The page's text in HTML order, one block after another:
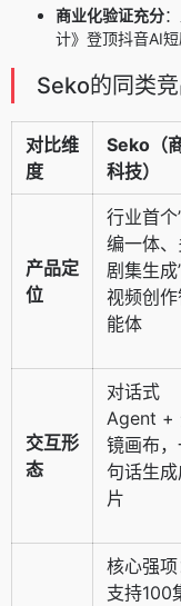
商业化验证充分
计》登顶抖音AI短
Seko的同类
对比维
度
Seko（
科技）
产品定
位
行业首个
编一体、
剧集生成
视频创作
能体
交互形
态
对话式
Agent +
镜画布
句话生
片
核心强项
支持100